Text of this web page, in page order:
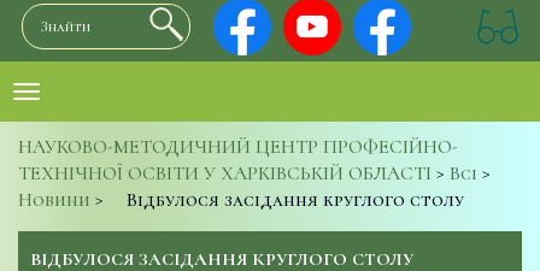
НАУКОВО-МЕТОДИЧНИЙ ЦЕНТР ПРОФЕСІЙНО-
ТЕХНІЧНОЇ ОСВІТИ У ХАРКІВСЬКІЙ ОБЛАСТІ > Всі >
Новини > Відбулося засідання круглого столу
ВІДБУЛОСЯ ЗАСІДАННЯ КРУГЛОГО СТОЛУ